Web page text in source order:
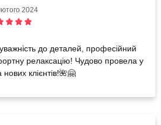
2024
до деталей, професійний
релаксацію! Чудово провела у
нових клієнтів!🌺🤗